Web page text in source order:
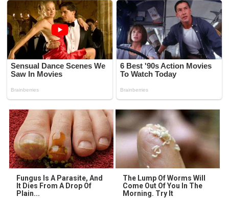
Fungus Is A Parasite, And
It Dies From A Drop Of
Plain...
The Lump Of Worms Will
Come Out Of You In The
Morning. Try It